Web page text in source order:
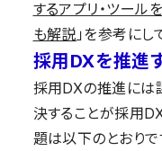
するアプリ・ツール
も解説」を参考にし
採用DXを推進
採用DXの推進には
決することが採用
題は以下のとおりで